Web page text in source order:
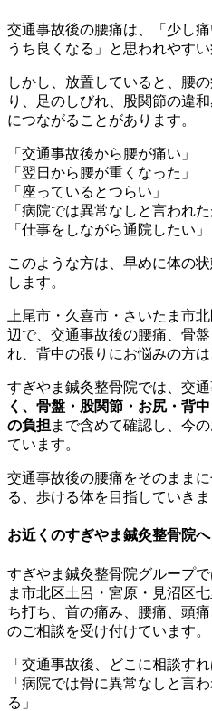
交通事故後の腰痛は、「少し
うち良くなる」と思われやすい
しかし、放置していると、腰
り、足のしびれ、股関節の違
につながることがあります。
「交通事故後から腰が痛い」
「翌日から腰が重くなった」
「座っているとつらい」
「病院では異常なしと言われ
「仕事をしながら通院したい」
このような方は、早めに体の
します。
上尾市・久喜市・さいたま市
辺で、交通事故後の腰痛、骨
れ、背中の張りにお悩みの方は
すぎやま鍼灸整骨院では、交通
く、骨盤・股関節・お尻・背
の負担 まで含めて確認し、今
ています。
交通事故後の腰痛をそのまま
る、歩ける体を目指していきま
お近くのすぎやま鍼灸整骨院
すぎやま鍼灸整骨院グループ
ま市北区土呂・宮原・見沼区
ち打ち、首の痛み、腰痛、頭
のご相談を受け付けています。
「交通事故後、どこに相談す
「病院では骨に異常なしと言
る」